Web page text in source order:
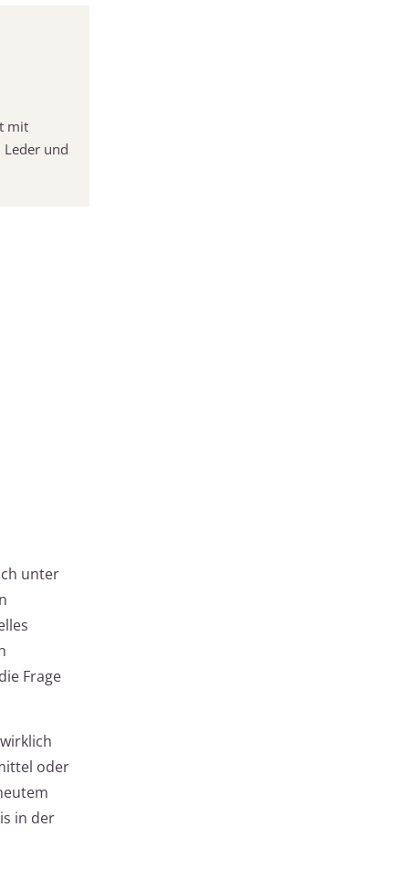
mit
Leder und
unter
Frage
oder
in der